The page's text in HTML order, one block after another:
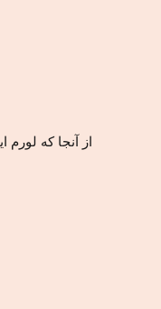
از آنجا که